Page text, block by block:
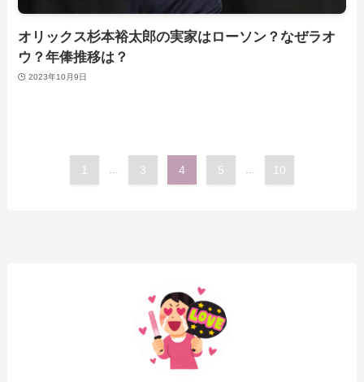
オリックス杉本裕太郎の実家はローソン？なぜラオ
ウ？年俸推移は？
2023年10月9日
1 3 4 5 10